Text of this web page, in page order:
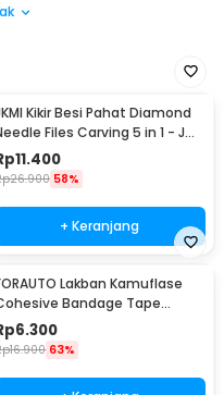
Kikir Besi Pahat Diamond
Files Carving 5 in 1 - JM-
1
11.400
26.900 58%
+ Keranjang
Lakban Kamuflase
Bandage Tape
4.5M 50mm - H10
6.300
16.900 63%